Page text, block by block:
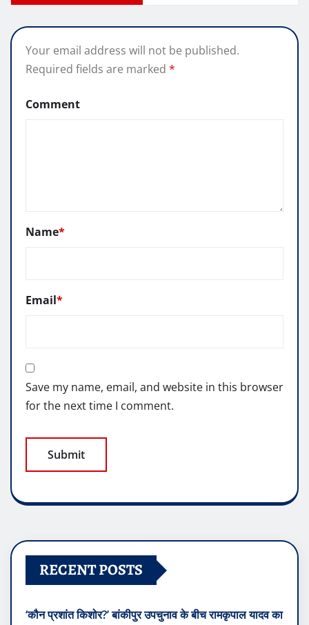
Your email address will not be published.
Required fields are marked *
Comment
Name*
Email*
Save my name, email, and website in this browser
for the next time I comment.
RECENT POSTS
‘कौन प्रशांत किशोर?’ बांकीपुर उपचुनाव के बीच रामकृपाल यादव का